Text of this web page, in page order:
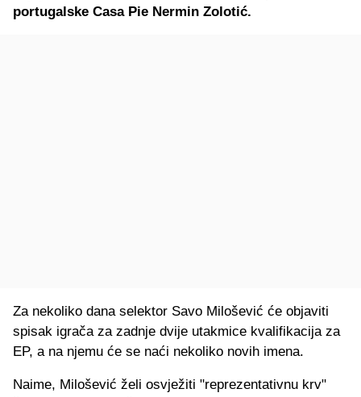
portugalske Casa Pie Nermin Zolotić.
Za nekoliko dana selektor Savo Milošević će objaviti
spisak igrača za zadnje dvije utakmice kvalifikacija za
EP, a na njemu će se naći nekoliko novih imena.
Naime, Milošević želi osvježiti "reprezentativnu krv"